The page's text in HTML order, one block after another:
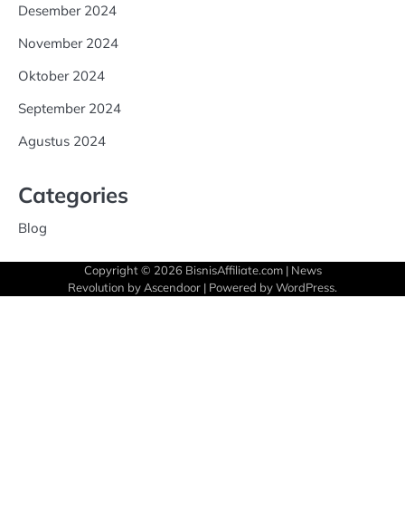
Desember 2024
November 2024
Oktober 2024
September 2024
Agustus 2024
Categories
Blog
Copyright © 2026 BisnisAffiliate.com| News
Revolution by Ascendoor | Powered byWordPress.